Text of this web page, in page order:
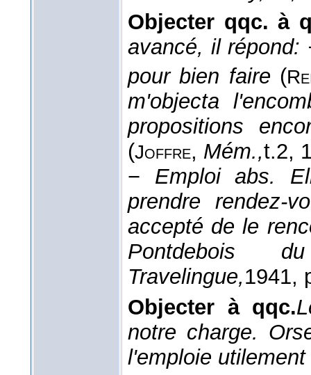
Objecter qqc. à
avancé, il répond:
pour bien faire (
m'objecta
propositions
(Joffre, Mém.,t.2,
− Emploi abs.
prendre rendez-
accepté de le
Pontdebois
Travelingue,1941,
Objecter à qqc.
notre charge.
l'emploie utilement